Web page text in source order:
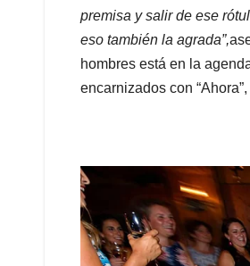
premisa y salir de ese
eso también la agrada”,
hombres está en la
encarnizados con